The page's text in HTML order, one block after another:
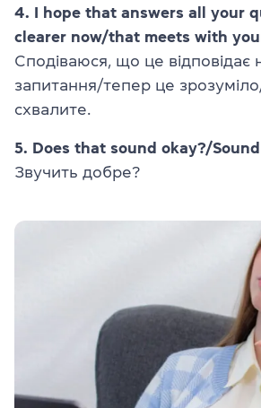
4. I hope that answers all your
clearer now/that meets with
Сподіваюся, що це відповідає
запитання/тепер це
схвалите.
5. Does that sound okay?/
Звучить добре?